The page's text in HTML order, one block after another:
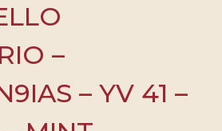
–
– YV 41 –